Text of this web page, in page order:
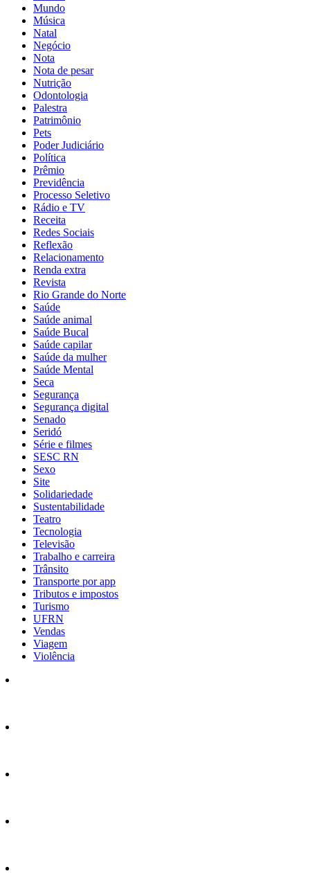
Mundo
Música
Natal
Negócio
Nota
Nota de pesar
Nutrição
Odontologia
Palestra
Patrimônio
Pets
Poder Judiciário
Política
Prêmio
Previdência
Processo Seletivo
Rádio e TV
Receita
Redes Sociais
Reflexão
Relacionamento
Renda extra
Revista
Rio Grande do Norte
Saúde
Saúde animal
Saúde Bucal
Saúde capilar
Saúde da mulher
Saúde Mental
Seca
Segurança
Segurança digital
Senado
Seridó
Série e filmes
SESC RN
Sexo
Site
Solidariedade
Sustentabilidade
Teatro
Tecnologia
Televisão
Trabalho e carreira
Trânsito
Transporte por app
Tributos e impostos
Turismo
UFRN
Vendas
Viagem
Violência